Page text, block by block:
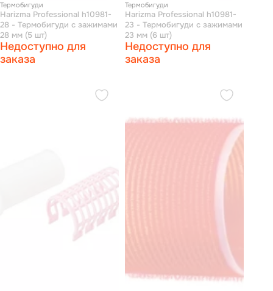
Термобигуди
Harizma Professional h10981-
28 - Термобигуди с зажимами
28 мм (5 шт)
Недоступно для
заказа
Термобигуди
Harizma Professional h10981-
23 - Термобигуди с зажимами
23 мм (6 шт)
Недоступно для
заказа